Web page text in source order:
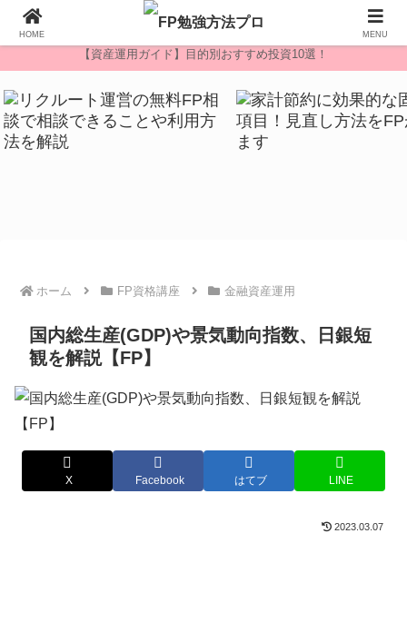
【資産運用ガイド】目的別おすすめ投資10選！
ホーム FP資格講座 金融資産運用
国内総生産(GDP)や景気動向指数、日銀短
観を解説【FP】
X Facebook はてブ LINE
2023.03.07
HOME MENU